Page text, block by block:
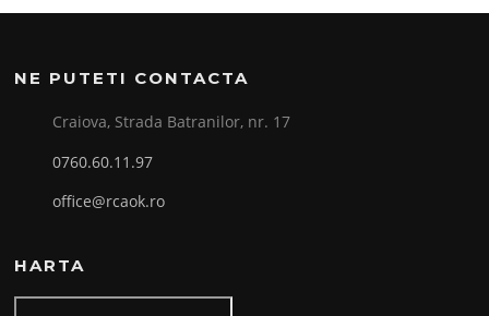
NE PUTETI CONTACTA
Craiova, Strada Batranilor, nr. 17
0760.60.11.97
office@rcaok.ro
HARTA